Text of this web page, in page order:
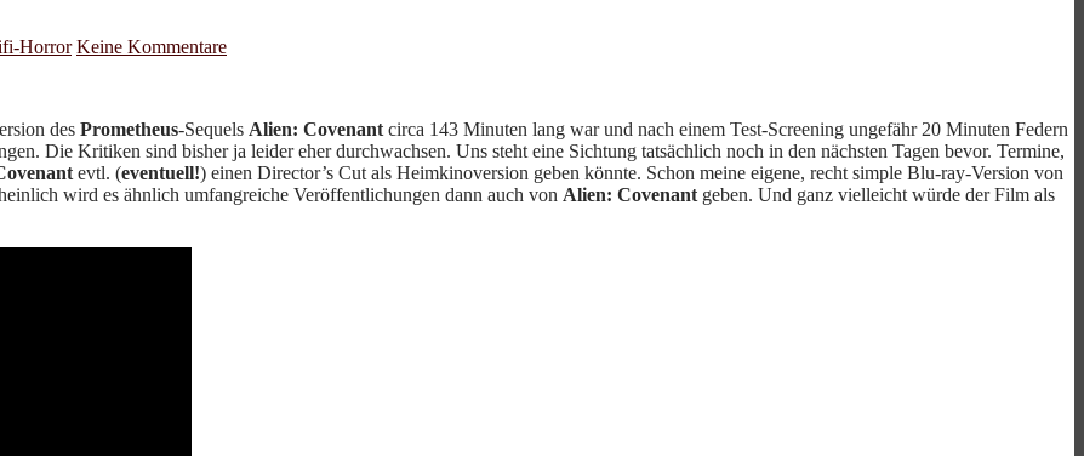
Horror Keine Kommentare
des Prometheus-Sequels Alien: Covenant circa 143 Minuten lang war und nach einem Test-Screening ungefähr 20 Minuten Federn
Die Kritiken sind bisher ja leider eher durchwachsen. Uns steht eine Sichtung tatsächlich noch in den nächsten Tagen bevor. Termine,
evtl. (eventuell!) einen Director’s Cut als Heimkinoversion geben könnte. Schon meine eigene, recht simple Blu-ray-Version von
wird es ähnlich umfangreiche Veröffentlichungen dann auch von Alien: Covenant geben. Und ganz vielleicht würde der Film als